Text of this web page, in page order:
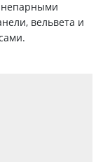
непарными
вельвета и